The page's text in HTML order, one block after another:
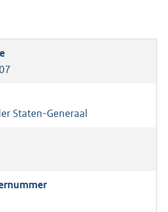
Staten-Generaal